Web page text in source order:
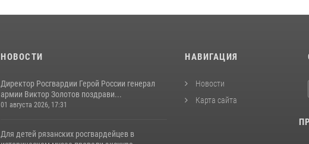
НОВОСТИ
Директор Росгвардии Герой России генерал
армии Виктор Золотов поздрави...
01 августа 2026, 17:31
Для детей рязанских росгвардейцев в
НАВИГАЦИЯ
Новости
Карта сайта